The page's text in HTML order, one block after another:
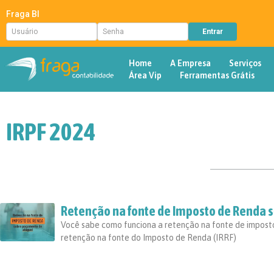
Fraga BI
Home A Empresa Serviços
Área Vip
Ferramentas Grátis
IRPF 2024
Retenção na fonte de Imposto de
Você sabe como funciona a retenção na fonte de
retenção na fonte do Imposto de Renda (IRRF)